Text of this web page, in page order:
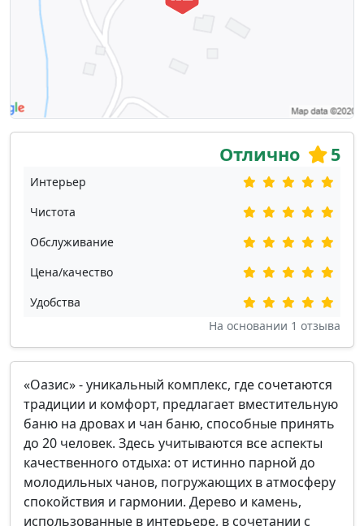
Отлично 5
Интерьер
Чистота
Обслуживание
Цена/качество
Удобства
На основании 1 отзыва
«Оазис» - уникальный комплекс, где сочетаются
традиции и комфорт, предлагает вместительную
баню на дровах и чан баню, способные принять
до 20 человек. Здесь учитываются все аспекты
качественного отдыха: от истинно парной до
молодильных чанов, погружающих в атмосферу
спокойствия и гармонии. Дерево и камень,
использованные в интерьере, в сочетании с